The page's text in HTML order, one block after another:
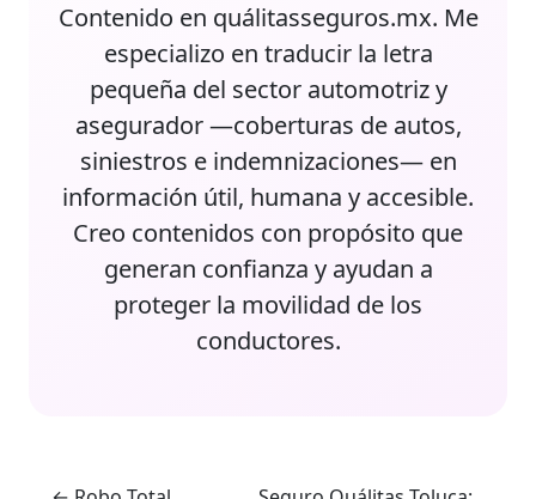
Contenido en quálitasseguros.mx. Me
especializo en traducir la letra
pequeña del sector automotriz y
asegurador —coberturas de autos,
siniestros e indemnizaciones— en
información útil, humana y accesible.
Creo contenidos con propósito que
generan confianza y ayudan a
proteger la movilidad de los
conductores.